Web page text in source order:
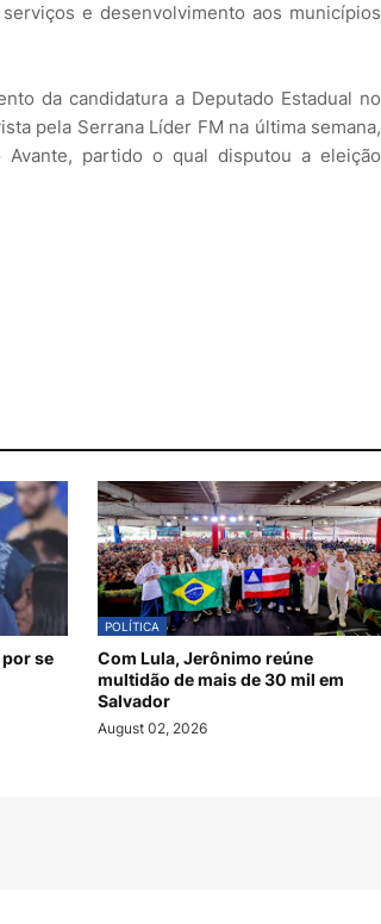
e desenvolvimento aos municípios
da candidatura a Deputado Estadual no
pela Serrana Líder FM na última semana,
partido o qual disputou a eleição
se
POLÍTICA
Com Lula, Jerônimo reúne
multidão de mais de 30 mil em
Salvador
August 02, 2026